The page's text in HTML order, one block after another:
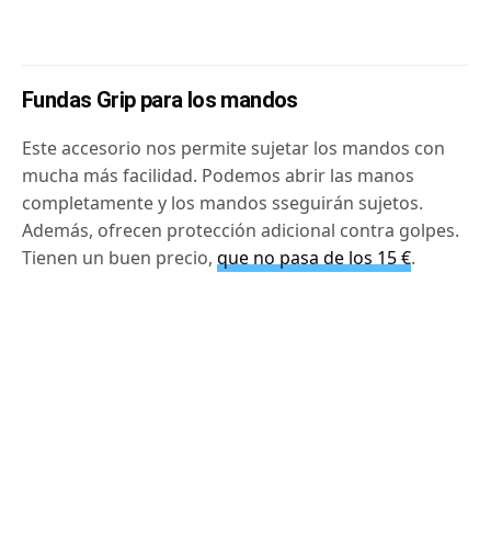
Fundas Grip para los mandos
Este accesorio nos permite sujetar los mandos con
mucha más facilidad. Podemos abrir las manos
completamente y los mandos sseguirán sujetos.
Además, ofrecen protección adicional contra golpes.
Tienen un buen precio,que no pasa de los 15 €.